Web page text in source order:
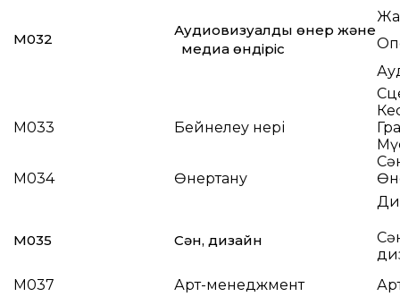
M032
Аудиовизуалды өнер және
медиа өндіріс
M033 Бейнелеу өнері
M034
Өнертану
M035 Сән, дизайн
M037
Арт-менеджмент